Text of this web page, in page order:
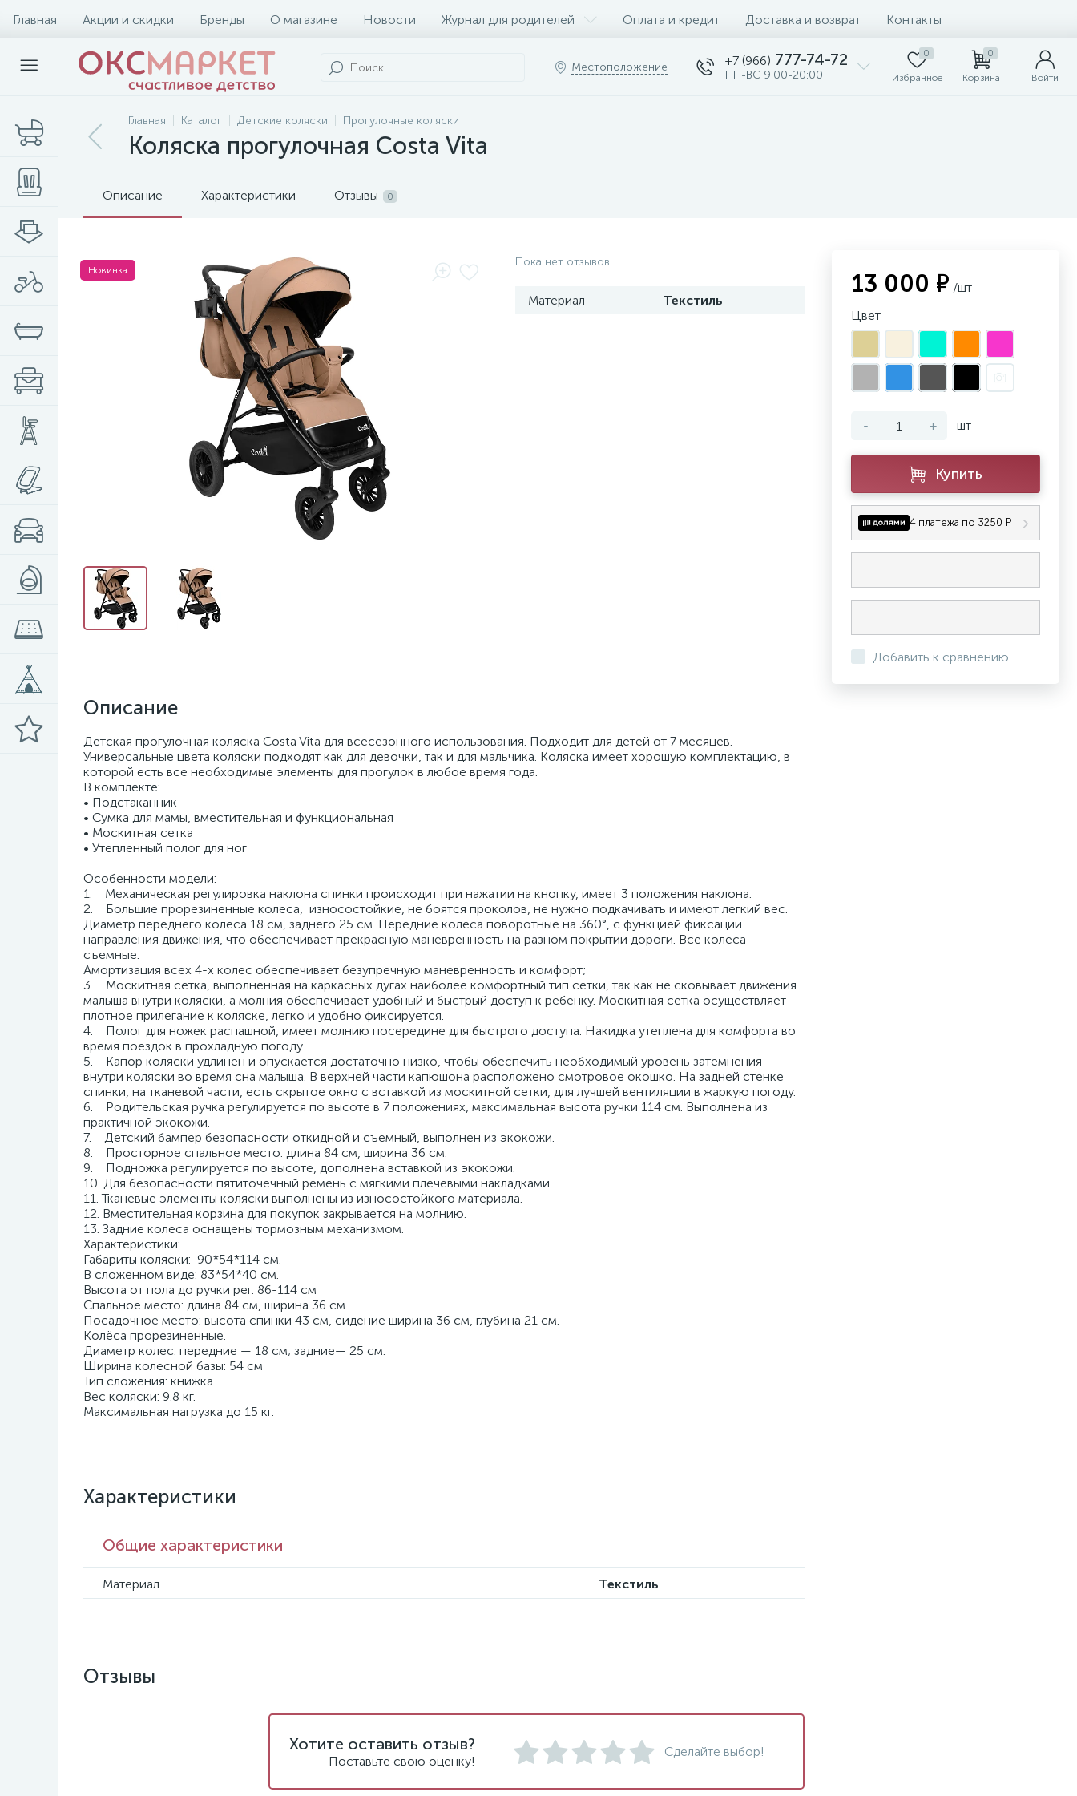
Главная Акции и скидки Бренды О магазине Новости Журнал для родителей Оплата и кредит Доставка и возврат Контакты
Местоположение +7 (966) 777-74-72
ПН-ВС 9:00-20:00
0
Избранное
0
Корзина Войти
Главная Каталог Детские коляски Прогулочные коляски
Коляска прогулочная Costa Vita
Описание Характеристики Отзывы 0
Новинка
Пока нет отзывов
Материал Текстиль
Описание
Детская прогулочная коляска Costa Vita для всесезонного использования. Подходит для детей от 7 месяцев.
Универсальные цвета коляски подходят как для девочки, так и для мальчика. Коляска имеет хорошую комплектацию, в
которой есть все необходимые элементы для прогулок в любое время года.
В комплекте:
• Подстаканник
• Сумка для мамы, вместительная и функциональная
• Москитная сетка
• Утепленный полог для ног
Особенности модели:
1. Механическая регулировка наклона спинки происходит при нажатии на кнопку, имеет 3 положения наклона.
2. Большие прорезиненные колеса, износостойкие, не боятся проколов, не нужно подкачивать и имеют легкий вес.
Диаметр переднего колеса 18 см, заднего 25 см. Передние колеса поворотные на 360°, с функцией фиксации
направления движения, что обеспечивает прекрасную маневренность на разном покрытии дороги. Все колеса
съемные.
Амортизация всех 4-х колес обеспечивает безупречную маневренность и комфорт;
3. Москитная сетка, выполненная на каркасных дугах наиболее комфортный тип сетки, так как не сковывает движения
малыша внутри коляски, а молния обеспечивает удобный и быстрый доступ к ребенку. Москитная сетка осуществляет
плотное прилегание к коляске, легко и удобно фиксируется.
4. Полог для ножек распашной, имеет молнию посередине для быстрого доступа. Накидка утеплена для комфорта во
время поездок в прохладную погоду.
5. Капор коляски удлинен и опускается достаточно низко, чтобы обеспечить необходимый уровень затемнения
внутри коляски во время сна малыша. В верхней части капюшона расположено смотровое окошко. На задней стенке
спинки, на тканевой части, есть скрытое окно с вставкой из москитной сетки, для лучшей вентиляции в жаркую погоду.
6. Родительская ручка регулируется по высоте в 7 положениях, максимальная высота ручки 114 см. Выполнена из
практичной экокожи.
7. Детский бампер безопасности откидной и съемный, выполнен из экокожи.
8. Просторное спальное место: длина 84 см, ширина 36 см.
9. Подножка регулируется по высоте, дополнена вставкой из экокожи.
10. Для безопасности пятиточечный ремень с мягкими плечевыми накладками.
11. Тканевые элементы коляски выполнены из износостойкого материала.
12. Вместительная корзина для покупок закрывается на молнию.
13. Задние колеса оснащены тормозным механизмом.
Характеристики:
Габариты коляски: 90*54*114 см.
В сложенном виде: 83*54*40 см.
Высота от пола до ручки рег. 86-114 см
Спальное место: длина 84 см, ширина 36 см.
Посадочное место: высота спинки 43 см, сидение ширина 36 см, глубина 21 см.
Колёса прорезиненные.
Диаметр колес: передние — 18 см; задние— 25 см.
Ширина колесной базы: 54 см
Тип сложения: книжка.
Вес коляски: 9.8 кг.
Максимальная нагрузка до 15 кг.
Характеристики
Общие характеристики
Материал Текстиль
13 000 ₽ /шт
Цвет
- + шт
Купить
4 платежа по 3250 ₽
Добавить к сравнению
Отзывы
Хотите оставить отзыв?
Поставьте свою оценку!
Сделайте выбор!